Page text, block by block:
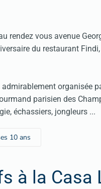
rendez vous avenue
du restaurant Findi
organisée
parisien des
échassiers, jongleurs ...
10 ans
à la Casa